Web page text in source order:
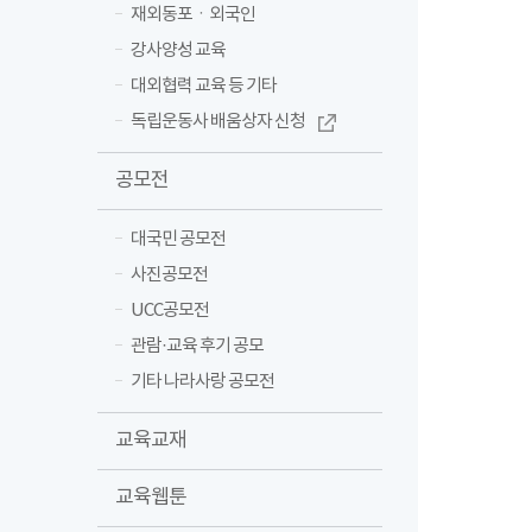
재외동포ㆍ외국인
강사양성 교육
대외협력 교육 등 기타
독립운동사 배움상자 신청
공모전
대국민 공모전
사진공모전
UCC공모전
관람·교육 후기 공모
기타 나라사랑 공모전
교육교재
교육웹툰